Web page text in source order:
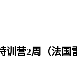
训营2周（法国